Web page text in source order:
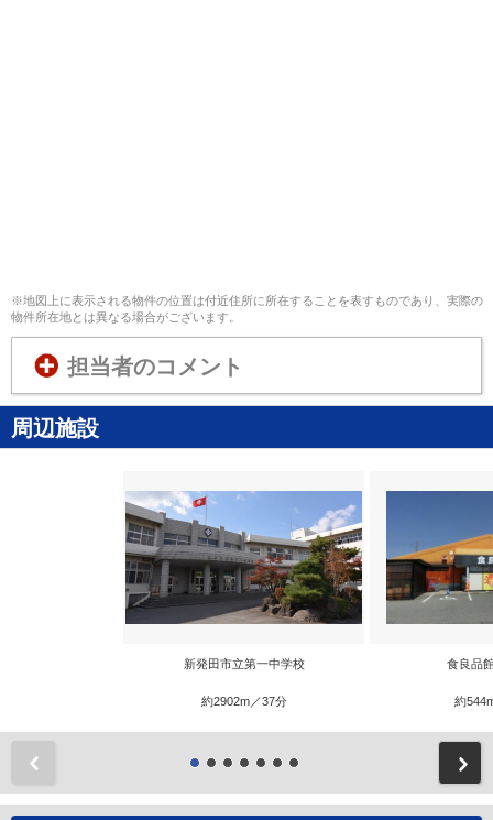
※地図上に表示される物件の位置は付近住所に所在することを表すものであり、実際の
物件所在地とは異なる場合がございます。
担当者のコメント
周辺施設
新発田市立第一中学校
約2902m／37分
食良品
約